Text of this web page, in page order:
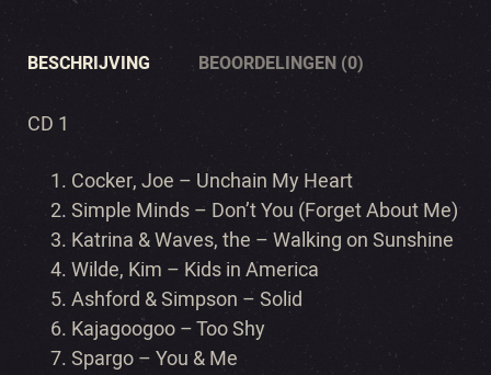
BESCHRIJVING BEOORDELINGEN (0)
CD 1
Cocker, Joe – Unchain My Heart
Simple Minds – Don’t You (Forget About Me)
Katrina & Waves, the – Walking on Sunshine
Wilde, Kim – Kids in America
Ashford & Simpson – Solid
Kajagoogoo – Too Shy
Spargo – You & Me